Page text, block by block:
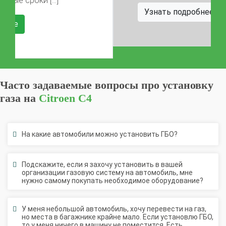
газа наCitroen C4
организации газовую систему на автомобиль, мне
нужно самому покупать необходимое оборудование?
но места в багажнике крайне мало. Если установлю ГБО,
то у меня ничего в машину не поместится. Есть
возможность решить такую проблему?